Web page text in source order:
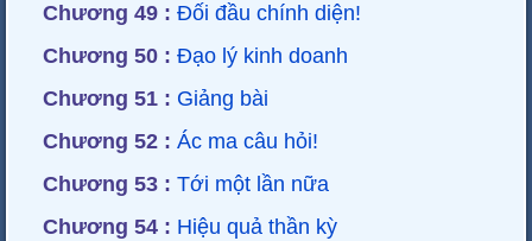
Chương 49 : Đối đầu chính diện!
Chương 50 : Đạo lý kinh doanh
Chương 51 : Giảng bài
Chương 52 : Ác ma câu hỏi!
Chương 53 : Tới một lần nữa
Chương 54 : Hiệu quả thần kỳ